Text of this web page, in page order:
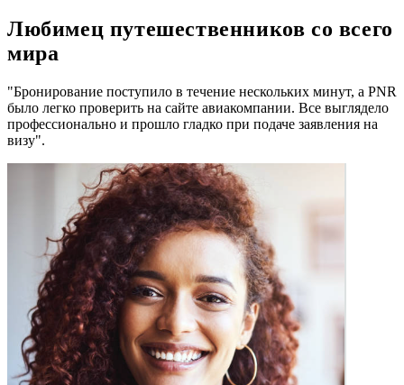
Любимец путешественников со всего
мира
"Бронирование поступило в течение нескольких минут, а PNR
было легко проверить на сайте авиакомпании. Все выглядело
профессионально и прошло гладко при подаче заявления на
визу".